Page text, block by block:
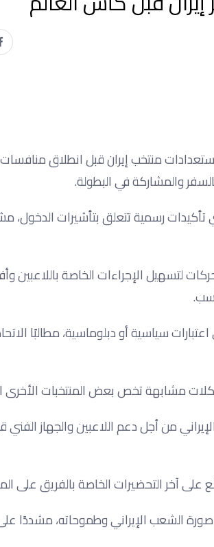
والمشاركة في البطولة.
رسمية تتعلق بتأشيرات الدخول،
لتسهيل الإجراءات الخاصة باللاعبين
سياسية أو دبلوماسية، مطالبًا
مشابهة تخص بعض المنتخبات الأخرى
من أجل دعم اللاعبين والجهاز
على آخر التحضيرات الخاصة بالفريق على
الشعب الإيراني وطموحاته، مشددًا